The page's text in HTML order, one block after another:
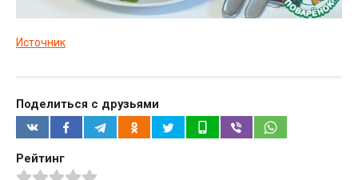
Источник
Поделиться с друзьями
Рейтинг